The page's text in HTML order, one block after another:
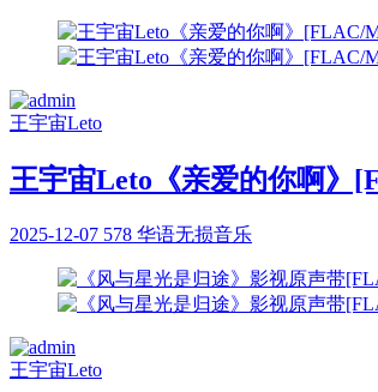
王宇宙Leto
王宇宙Leto《亲爱的你啊》
2025-12-07 578 华语无损音乐
王宇宙Leto